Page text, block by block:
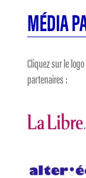
MÉDIA
Cliquez sur le
partenaires :